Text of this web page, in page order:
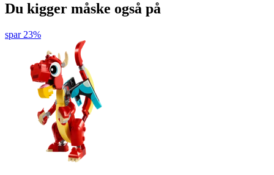
Du kigger måske også på
spar 23%